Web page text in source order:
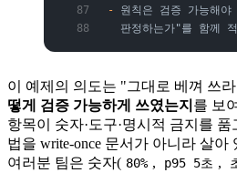
- 원칙은 검증 가능해
판정하는가"를 함께
이 예제의 의도는 "그대로 베껴 쓰
떻게 검증 가능하게 쓰였는지 를 보
항목이 숫자·도구·명시적 금지를
법을 write-once 문서가 아니라 살아
여러분 팀은 숫자( 80% , p95 5초 ,